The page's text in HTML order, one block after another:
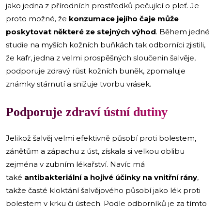
jako jedna z přírodních prostředků pečující o pleť. Je
proto možné, že konzumace jejího čaje může
poskytovat některé ze stejných výhod. Během jedné
studie na myších kožních buňkách tak odborníci zjistili,
že kafr, jedna z velmi prospěšných sloučenin šalvěje,
podporuje zdravý růst kožních buněk, zpomaluje
známky stárnutí a snižuje tvorbu vrásek.
Podporuje zdraví ústní dutiny
Jelikož šalvěj velmi efektivně působí proti bolestem,
zánětům a zápachu z úst, získala si velkou oblibu
zejména v zubním lékařství. Navíc má
také antibakteriální a hojivé účinky na vnitřní rány,
takže časté kloktání šalvějového působí jako lék proti
bolestem v krku či ústech. Podle odborníků je za tímto